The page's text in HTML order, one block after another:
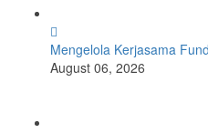
Mengelola Kerjasama
August 06, 2026